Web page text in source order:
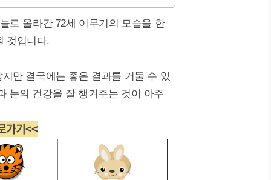
로 올라간 72세 이무기의 모습을 한
것입니다.
만 결국에는 좋은 결과를 거둘 수 있
눈의 건강을 잘 챙겨주는 것이 아주
가기<<